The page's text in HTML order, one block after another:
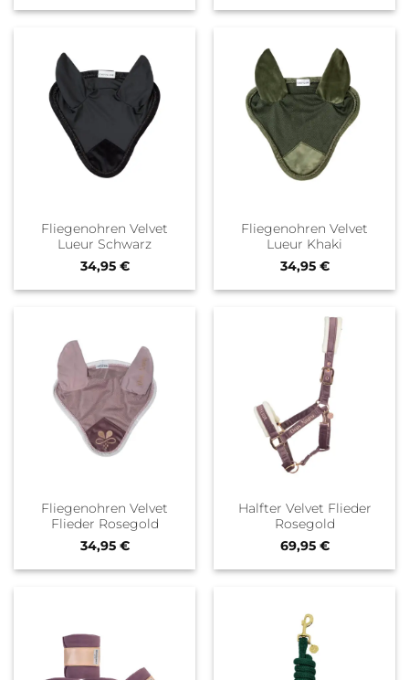
Fliegenohren Velvet
Lueur Schwarz
34,95 €
Fliegenohren Velvet
Lueur Khaki
34,95 €
Fliegenohren Velvet
Flieder Rosegold
34,95 €
Halfter Velvet Flieder
Rosegold
69,95 €